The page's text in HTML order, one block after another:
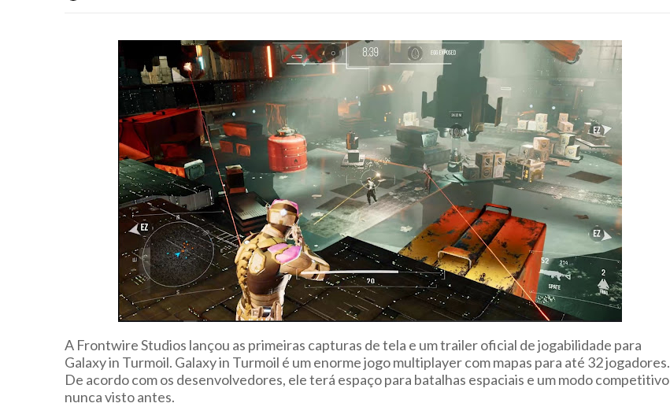
A Frontwire Studios lançou as primeiras capturas de tela e um trailer oficial de jogabilidade para
Galaxy in Turmoil. Galaxy in Turmoil é um enorme jogo multiplayer com mapas para até 32 jogadores.
De acordo com os desenvolvedores, ele terá espaço para batalhas espaciais e um modo competitivo
nunca visto antes.